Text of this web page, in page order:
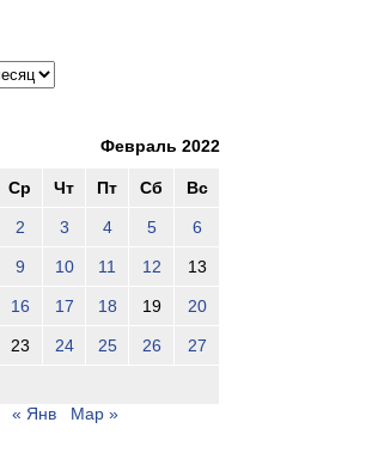
Февраль 2022
Ср Чт Пт Сб Вс
2 3 4 5 6
9 10 11 12 13
16 17 18 19 20
23 24 25 26 27
« Янв
Мар »